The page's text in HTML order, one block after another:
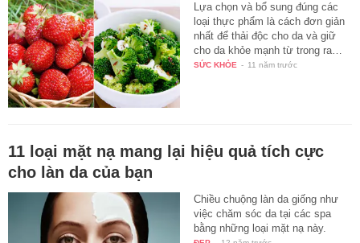
Lựa chọn và bổ sung đúng các
loại thực phẩm là cách đơn giản
nhất để thải độc cho da và giữ
cho da khỏe mạnh từ trong ra…
SỨC KHỎE - 11 năm trước
11 loại mặt nạ mang lại hiệu quả tích cực
cho làn da của bạn
Chiều chuộng làn da giống như
việc chăm sóc da tại các spa
bằng những loại mặt nạ này.